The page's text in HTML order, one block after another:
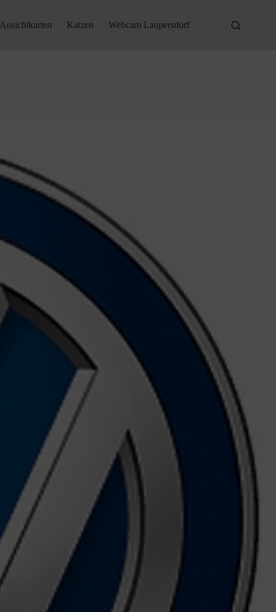
Ansichtkarten Katzen Webcam Laupersdorf